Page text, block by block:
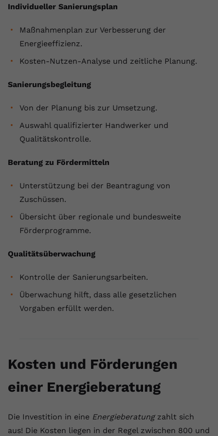
Individueller Sanierungsplan
Maßnahmenplan zur Verbesserung der
Energieeffizienz.
Kosten-Nutzen-Analyse und zeitliche Planung.
Sanierungsbegleitung
Von der Planung bis zur Umsetzung.
Auswahl qualifizierter Handwerker und
Qualitätskontrolle.
Beratung zu Fördermitteln
Unterstützung bei der Beantragung von
Zuschüssen.
Übersicht über regionale und bundesweite
Förderprogramme.
Qualitätsüberwachung
Kontrolle der Sanierungsarbeiten.
Überwachung hilft, dass alle gesetzlichen
Vorgaben erfüllt werden.
Kosten und Förderungen
einer Energieberatung
Die Investition in eine Energieberatungzahlt sich
aus! Die Kosten liegen in der Regel zwischen 800 und